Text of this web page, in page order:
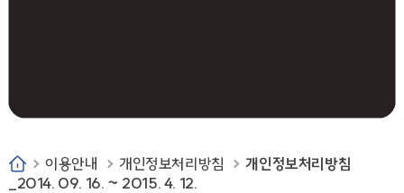
이용안내 개인정보처리방침
개인정보처리방침
_2014. 09. 16. ~ 2015. 4. 12.